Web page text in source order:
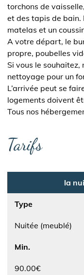
torchons de
et des tapis de bain.
matelas et un
A votre départ, le
propre, poubelles
Si vous le souhaitez,
nettoyage pour un
L’arrivée peut se
logements doivent
Tous nos
Tarifs
la
Type
Nuitée (meublé)
Min.
90.00€